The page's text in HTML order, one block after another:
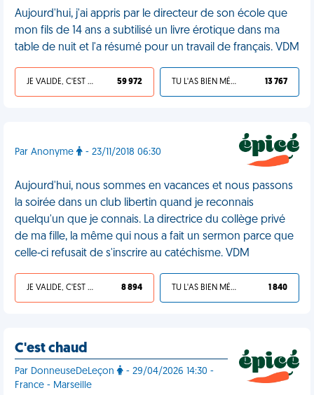
Aujourd'hui, j'ai appris par le directeur de son école que
mon fils de 14 ans a subtilisé un livre érotique dans ma
table de nuit et l'a résumé pour un travail de français. VDM
JE VALIDE, C'EST UNE VDM 59 972 TU L'AS BIEN MÉRITÉ 13 767
Par Anonyme - 23/11/2018 06:30
Aujourd'hui, nous sommes en vacances et nous passons
la soirée dans un club libertin quand je reconnais
quelqu'un que je connais. La directrice du collège privé
de ma fille, la même qui nous a fait un sermon parce que
celle-ci refusait de s'inscrire au catéchisme. VDM
JE VALIDE, C'EST UNE VDM 8 894 TU L'AS BIEN MÉRITÉ 1 840
C'est chaud
Par DonneuseDeLeçon
- 29/04/2026 14:30 -
France - Marseille